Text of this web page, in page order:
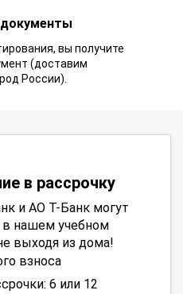
вы получите
(доставим
России).
в рассрочку
и АО Т-Банк могут
в нашем учебном
выходя из дома!
взноса
6 или 12